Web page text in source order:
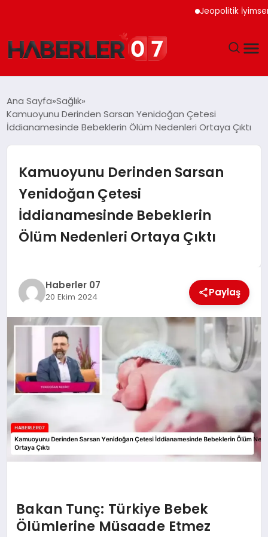
Jeopolitik İyimserlik
EKONOMI
TEKNOLOJI
MAGAZIN
Ana Sayfa Sağlık
Kamuoyunu Derinden Sarsan Yenidoğan Çetesi
İddianamesinde Bebeklerin Ölüm Nedenleri Ortaya Çıktı
Kamuoyunu Derinden Sarsan
Yenidoğan Çetesi
İddianamesinde Bebeklerin
Ölüm Nedenleri Ortaya Çıktı
Haberler 07
20 Ekim 2024 Paylaş
Bakan Tunç: Türkiye Bebek
Ölümlerine Müsaade Etmez